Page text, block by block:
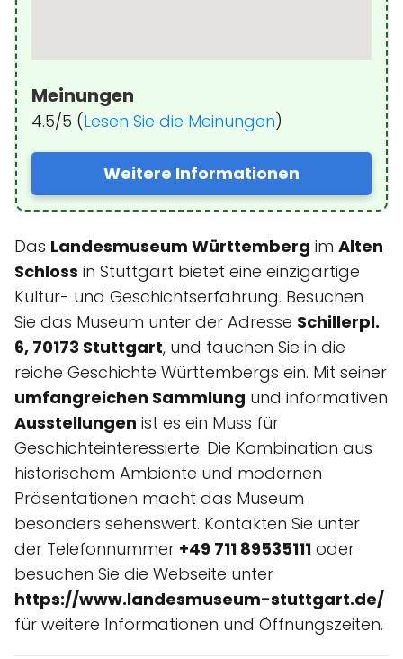
Meinungen
4.5/5 (Lesen Sie die Meinungen)
Weitere Informationen
Das Landesmuseum Württemberg im Alten
Schloss in Stuttgart bietet eine einzigartige
Kultur- und Geschichtserfahrung. Besuchen
Sie das Museum unter der Adresse Schillerpl.
6, 70173 Stuttgart, und tauchen Sie in die
reiche Geschichte Württembergs ein. Mit seiner
umfangreichen Sammlung und informativen
Ausstellungen ist es ein Muss für
Geschichteinteressierte. Die Kombination aus
historischem Ambiente und modernen
Präsentationen macht das Museum
besonders sehenswert. Kontakten Sie unter
der Telefonnummer +49 711 89535111 oder
besuchen Sie die Webseite unter
https://www.landesmuseum-stuttgart.de/
für weitere Informationen und Öffnungszeiten.